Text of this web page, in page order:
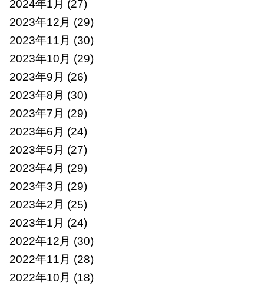
2024年1月 (27)
2023年12月 (29)
2023年11月 (30)
2023年10月 (29)
2023年9月 (26)
2023年8月 (30)
2023年7月 (29)
2023年6月 (24)
2023年5月 (27)
2023年4月 (29)
2023年3月 (29)
2023年2月 (25)
2023年1月 (24)
2022年12月 (30)
2022年11月 (28)
2022年10月 (18)